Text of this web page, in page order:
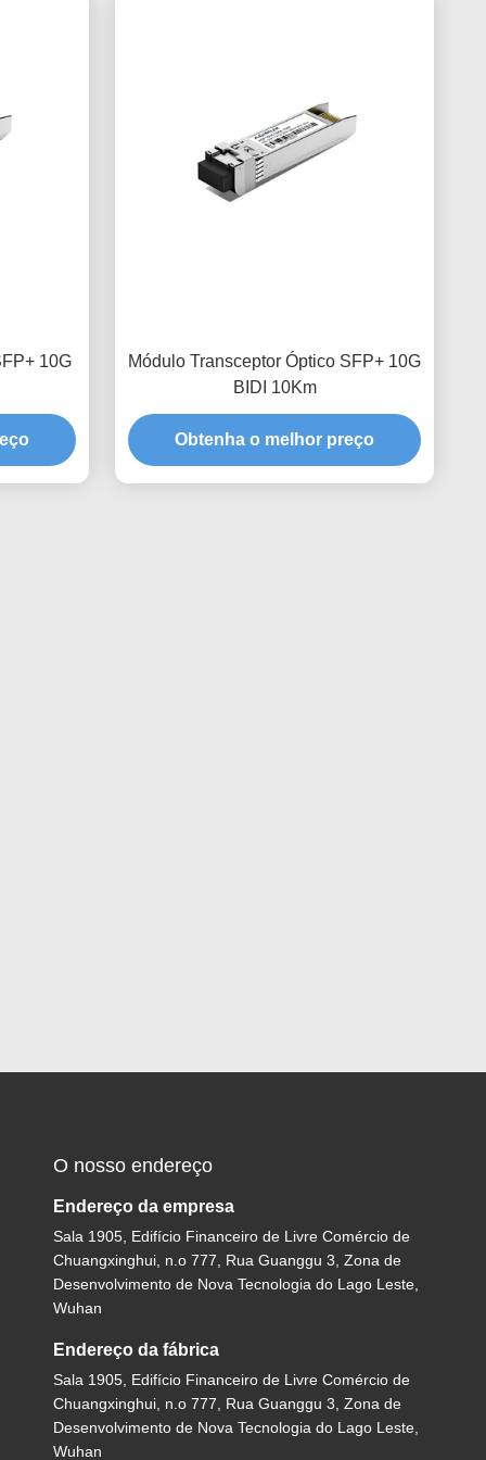
10G
Módulo Transceptor Óptico SFP+ 10G
BIDI 10Km
Obtenha o melhor preço
O nosso endereço
Endereço da empresa
Sala 1905, Edifício Financeiro de Livre Comércio de
Chuangxinghui, n.o 777, Rua Guanggu 3, Zona de
Desenvolvimento de Nova Tecnologia do Lago Leste,
Wuhan
Endereço da fábrica
Sala 1905, Edifício Financeiro de Livre Comércio de
Chuangxinghui, n.o 777, Rua Guanggu 3, Zona de
Desenvolvimento de Nova Tecnologia do Lago Leste,
Wuhan